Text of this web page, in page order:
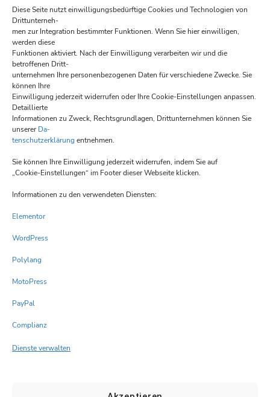
Diese Seite nutzt einwilligungsbedürftige Cookies und Technologien von
Drittunterneh-
men zur Integration bestimmter Funktionen. Wenn Sie hier einwilligen,
werden diese
Funktionen aktiviert. Nach der Einwilligung verarbeiten wir und die
betroffenen Dritt-
unternehmen Ihre personenbezogenen Daten für verschiedene Zwecke. Sie
können Ihre
Einwilligung jederzeit widerrufen oder Ihre Cookie-Einstellungen anpassen.
Detaillierte
Informationen zu Zweck, Rechtsgrundlagen, Drittunternehmen können Sie
unsererDa-
tenschutzerklärungentnehmen.
Sie können Ihre Einwilligung jederzeit widerrufen, indem Sie auf
„Cookie-Einstellungen“ im Footer dieser Webseite klicken.
Informationen zu den verwendeten Diensten:
Elementor
WordPress
Polylang
MotoPress
PayPal
Complianz
Dienste verwalten
Öffnungszeiten des Restaurants sind:
Montag 17:00 -22:00
Dienstag 17:00 -22:00
Mittwoch geschlossen
Donnerstag 17:00 – 22:00
Samstag 17:00 -22:00
Sonntag 12:00 -14:00 und 17:00 -21:00
Öffnungszeiten können variieren
Über uns
Datenschutz
Impressum
Kontakt
cookie-policy-eu